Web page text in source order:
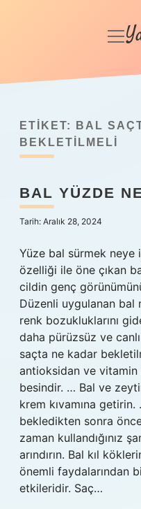
Anasayfa
Yasal Uyarı
ETIKET:
BAL
BEKLETILMELI
BAL YÜZDE
Tarih: Aralık 28, 2024
Yüze bal sürmek neye
özelliği ile öne çıkan
cildin genç
Düzenli uygulanan
renk bozukluklarını
daha pürüzsüz ve
saçta ne kadar
antioksidan ve vitamin
besindir. … Bal ve
krem ​​kıvamına
bekledikten sonra
zaman kullandığınız
arındırın. Bal kıl
önemli faydalarından
etkileridir. Saç…